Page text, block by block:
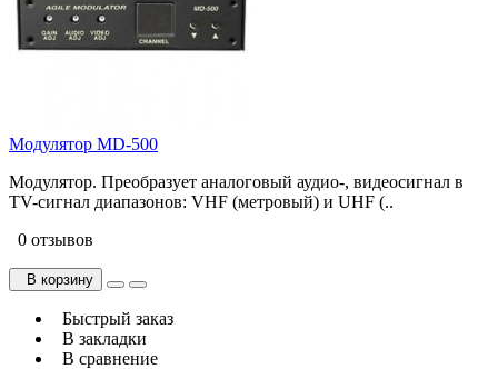
Модулятор MD-500
Модулятор. Преобразует аналоговый аудио-, видеосигнал в
TV-сигнал диапазонов: VHF (метровый) и UHF (..
0 отзывов
В корзину
Быстрый заказ
В закладки
В сравнение